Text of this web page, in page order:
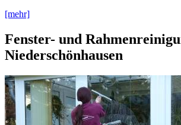
[mehr]
Fenster- und
Niederschönhausen